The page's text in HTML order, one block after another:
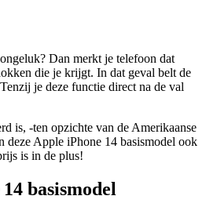
Dan merkt je telefoon dat
die je krijgt. In dat geval belt de
je deze functie direct na de val
is, -ten opzichte van de Amerikaanse
deze Apple iPhone 14 basismodel ook
is in de plus!
basismodel